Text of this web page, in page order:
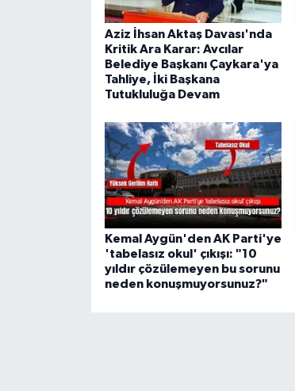
Aziz İhsan Aktaş Davası'nda
Kritik Ara Karar: Avcılar
Belediye Başkanı Çaykara'ya
Tahliye, İki Başkana
Tutukluluğa Devam
Kemal Aygün'den AK Parti'ye
'tabelasız okul' çıkışı: "10
yıldır çözülemeyen bu sorunu
neden konuşmuyorsunuz?"